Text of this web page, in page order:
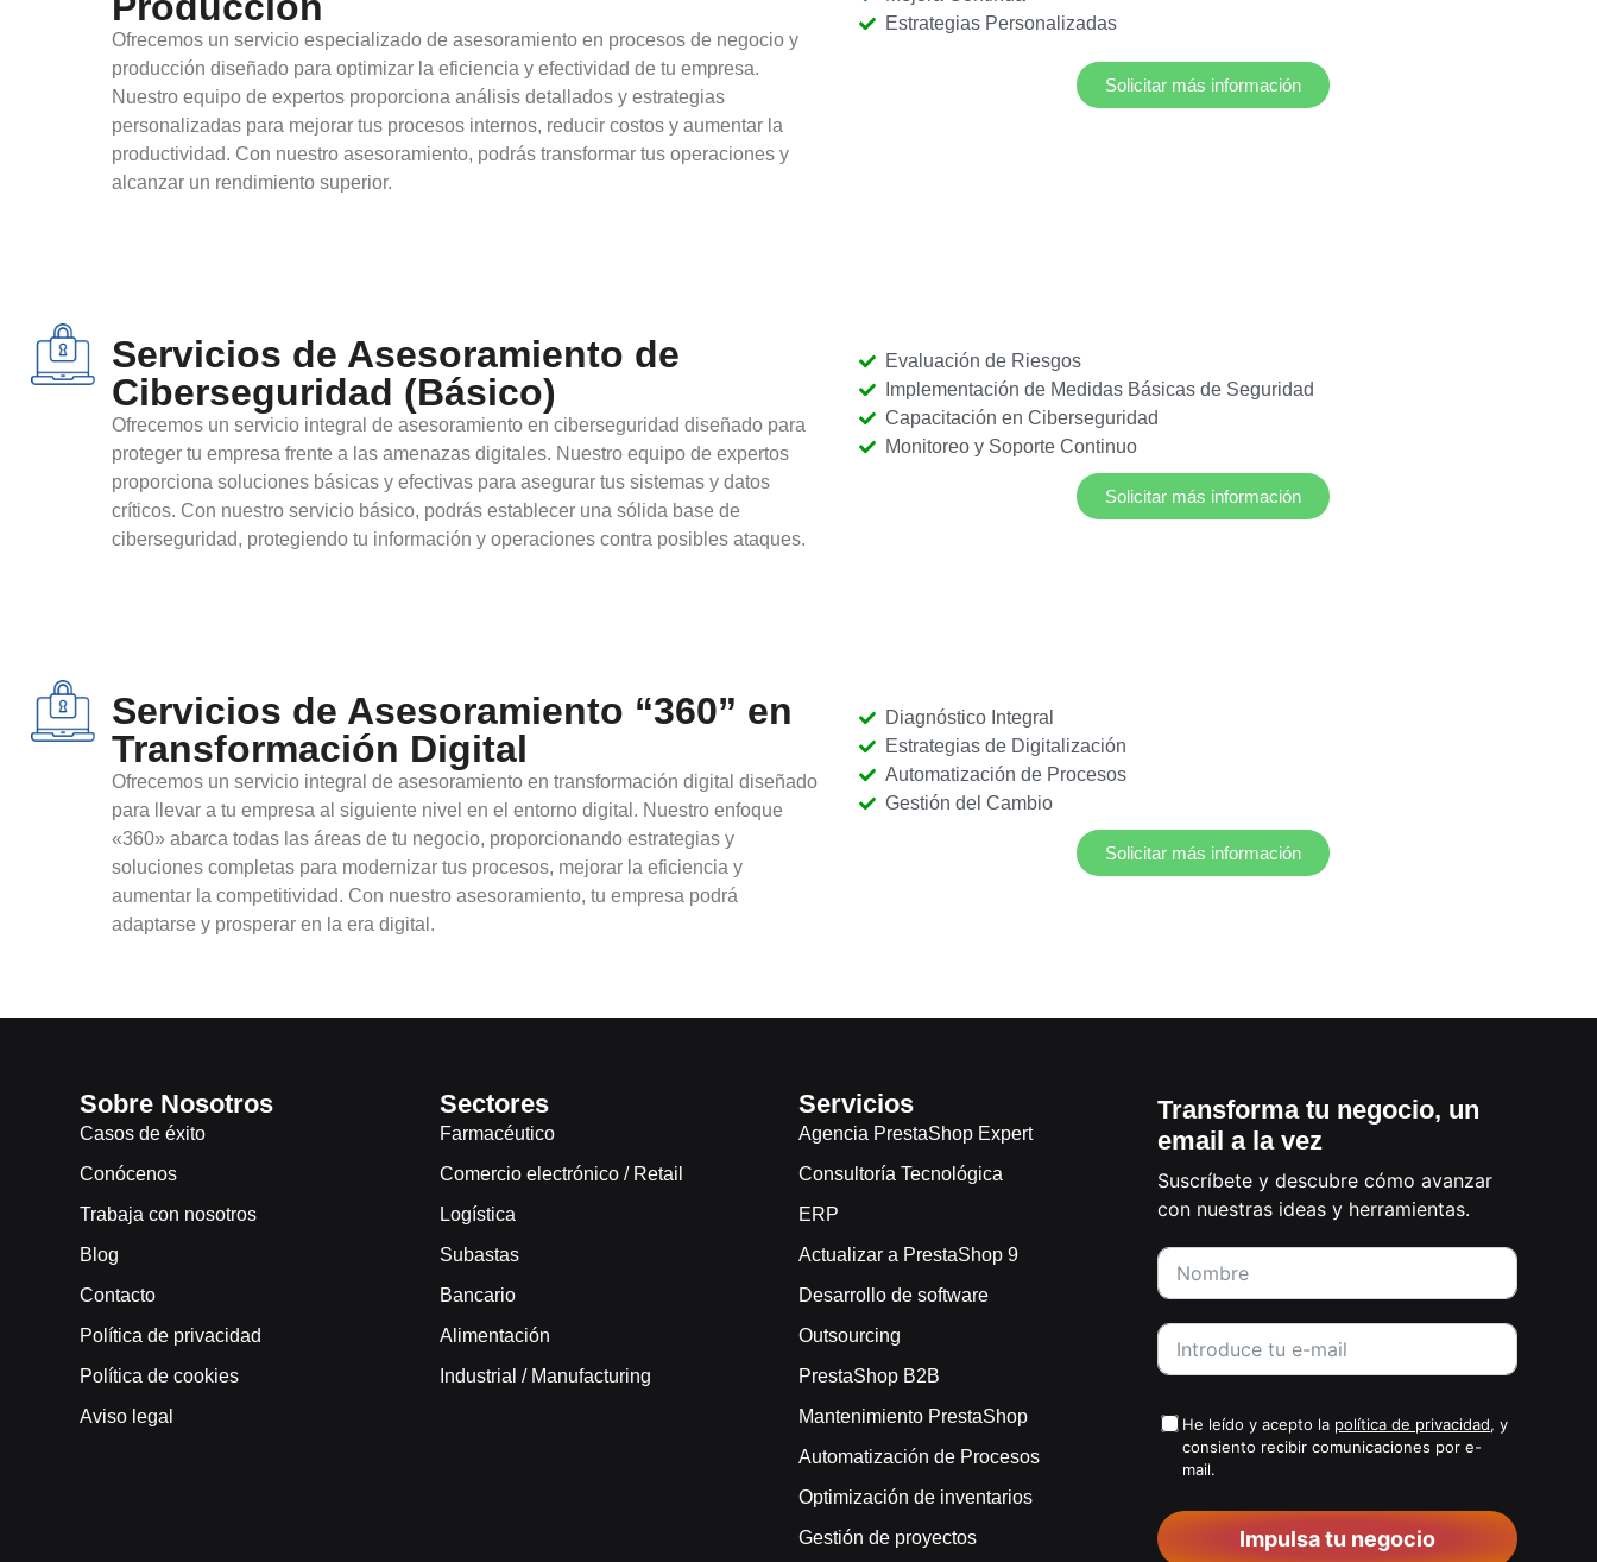
Ofrecemos un servicio especializado de asesoramiento en procesos de negocio y
producción diseñado para optimizar la eficiencia y efectividad de tu empresa.
Nuestro equipo de expertos proporciona análisis detallados y estrategias
personalizadas para mejorar tus procesos internos, reducir costos y aumentar la
productividad. Con nuestro asesoramiento, podrás transformar tus operaciones y
alcanzar un rendimiento superior.
Estrategias Personalizadas
Solicitar más información
Servicios de Asesoramiento de
Ciberseguridad (Básico)
Ofrecemos un servicio integral de asesoramiento en ciberseguridad diseñado para
proteger tu empresa frente a las amenazas digitales. Nuestro equipo de expertos
proporciona soluciones básicas y efectivas para asegurar tus sistemas y datos
críticos. Con nuestro servicio básico, podrás establecer una sólida base de
ciberseguridad, protegiendo tu información y operaciones contra posibles ataques.
Evaluación de Riesgos
Implementación de Medidas Básicas de Seguridad
Capacitación en Ciberseguridad
Monitoreo y Soporte Continuo
Solicitar más información
Servicios de Asesoramiento “360” en
Transformación Digital
Ofrecemos un servicio integral de asesoramiento en transformación digital diseñado
para llevar a tu empresa al siguiente nivel en el entorno digital. Nuestro enfoque
«360» abarca todas las áreas de tu negocio, proporcionando estrategias y
soluciones completas para modernizar tus procesos, mejorar la eficiencia y
aumentar la competitividad. Con nuestro asesoramiento, tu empresa podrá
adaptarse y prosperar en la era digital.
Diagnóstico Integral
Estrategias de Digitalización
Automatización de Procesos
Gestión del Cambio
Solicitar más información
Sobre Nosotros
Casos de éxito
Conócenos
Trabaja con nosotros
Blog
Contacto
Política de privacidad
Política de cookies
Aviso legal
Sectores
Farmacéutico
Comercio electrónico / Retail
Logística
Subastas
Bancario
Alimentación
Industrial / Manufacturing
Servicios
Agencia PrestaShop Expert
Consultoría Tecnológica
ERP
Actualizar a PrestaShop 9
Desarrollo de software
Outsourcing
PrestaShop B2B
Mantenimiento PrestaShop
Automatización de Procesos
Optimización de inventarios
Gestión de proyectos
Transforma tu negocio, un
email a la vez
Suscríbete y descubre cómo avanzar
con nuestras ideas y herramientas.
He leído y acepto la política de privacidad, y
consiento recibir comunicaciones por e-
mail.
Impulsa tu negocio